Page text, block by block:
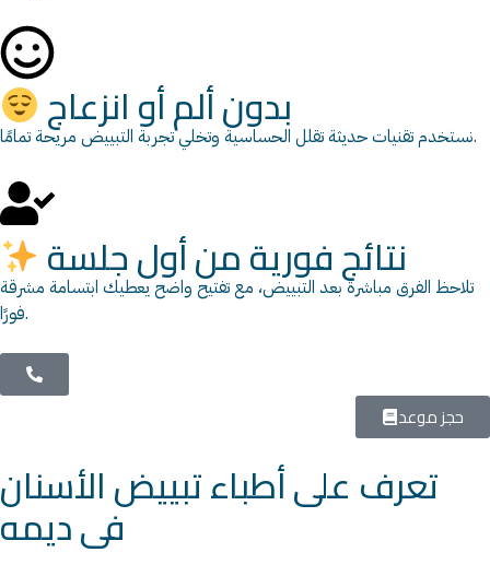
بدون ألم أو انزعاج نستخدم تقنيات حديثة تقلل الحساسية وتخلي تجربة التبييض مريحة تمامًا.
نتائج فورية من أول جلسة
تلاحظ الفرق مباشرة بعد التبييض، مع تفتيح واضح يعطيك ابتسامة مشرقة
فورًا.
حجز موعد
تعرف على أطباء تبييض الأسنان
فى ديمه